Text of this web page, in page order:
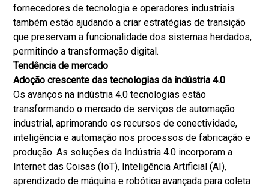
fornecedores de tecnologia e operadores industriais
também estão ajudando a criar estratégias de transição
que preservam a funcionalidade dos sistemas herdados,
permitindo a transformação digital.
Tendência de mercado
Adoção crescente das tecnologias da indústria 4.0
Os avanços na indústria 4.0 tecnologias estão
transformando o mercado de serviços de automação
industrial, aprimorando os recursos de conectividade,
inteligência e automação nos processos de fabricação e
produção. As soluções da Indústria 4.0 incorporam a
Internet das Coisas (IoT), Inteligência Artificial (AI),
aprendizado de máquina e robótica avançada para coleta